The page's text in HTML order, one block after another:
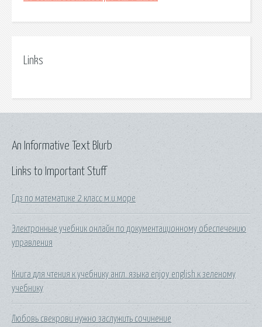
Links
Links to Important Stuff
Гдз по математике 2 класс м.и.море
Электронные учебник онлайн по документационному обеспечению
управления
Книга для чтения к учебнику англ. языка enjoy english к зеленому
учебнику
Любовь свекрови нужно заслужить сочинение
An Informative Text Blurb